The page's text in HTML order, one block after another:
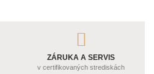
ZÁRUKA A SERVIS
v certifikovaných strediskách